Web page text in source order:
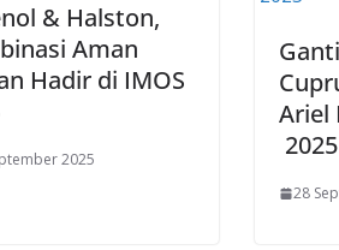
& Halston,
Aman
Hadir di IMOS
2025
Ariel
2025
28